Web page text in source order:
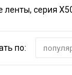
ленты, серия
по: